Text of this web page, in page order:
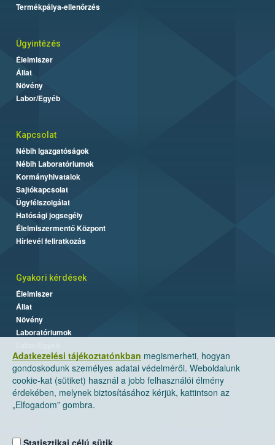
Adatkezelési tájékoztatónkban megismerheti, hogyan
gondoskodunk személyes adatai védelméről. Weboldalunk
cookie-kat (sütiket) használ a jobb felhasználói élmény
érdekében, melynek biztosításához kérjük, kattintson az
„Elfogadom” gombra.
Statisztikai célú sütik
Termékpálya-ellenőrzés
Ügyintézés
Élelmiszer
Állat
Növény
Labor/Egyéb
Kapcsolat
Nébih Igazgatóságok
Nébih Laboratóriumok
Kormányhivatalok
Sajtókapcsolat
Ügyfélszolgálat
Hatósági jogsegély
Élelmiszermentő Központ
Hírlevél feliratkozás
Gyakori kérdések
Élelmiszer
Állat
Növény
Laboratóriumok